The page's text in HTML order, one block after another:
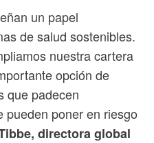
un papel
de salud sostenibles.
nuestra cartera
opción de
que padecen
pueden poner en riesgo
directora global